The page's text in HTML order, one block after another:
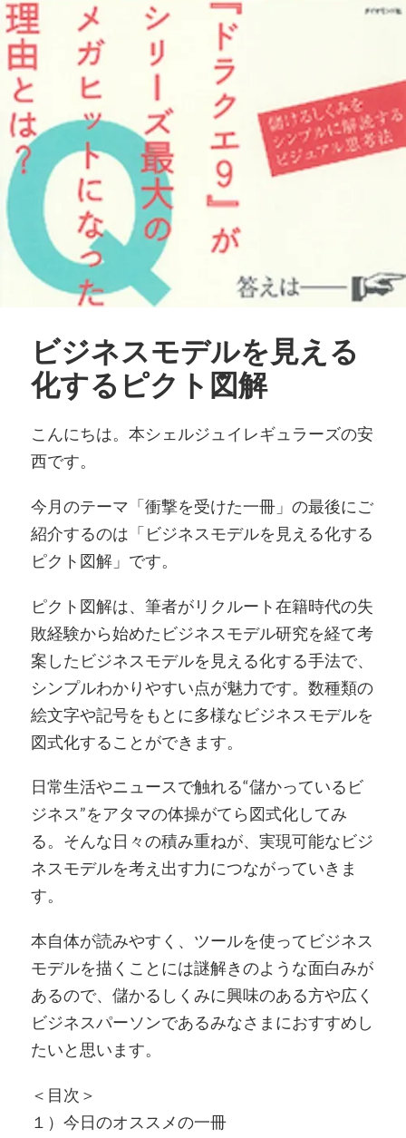
ビジネスモデルを見える
化するピクト図解
こんにちは。本シェルジュイレギュラーズの安
西です。
今月のテーマ「衝撃を受けた一冊」の最後にご
紹介するのは「ビジネスモデルを見える化する
ピクト図解」です。
ピクト図解は、筆者がリクルート在籍時代の失
敗経験から始めたビジネスモデル研究を経て考
案したビジネスモデルを見える化する手法で、
シンプルわかりやすい点が魅力です。数種類の
絵文字や記号をもとに多様なビジネスモデルを
図式化することができます。
日常生活やニュースで触れる“儲かっているビ
ジネス”をアタマの体操がてら図式化してみ
る。そんな日々の積み重ねが、実現可能なビジ
ネスモデルを考え出す力につながっていきま
す。
本自体が読みやすく、ツールを使ってビジネス
モデルを描くことには謎解きのような面白みが
あるので、儲かるしくみに興味のある方や広く
ビジネスパーソンであるみなさまにおすすめし
たいと思います。
＜目次＞
１）今日のオススメの一冊